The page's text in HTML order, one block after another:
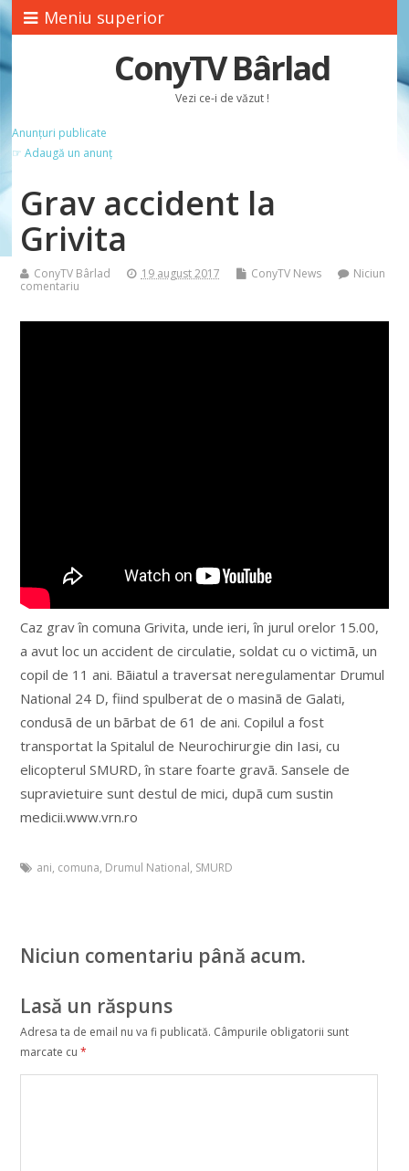
Meniu superior
ConyTV Bârlad
Vezi ce-i de văzut !
Anunțuri publicate
☞ Adaugă un anunț
Grav accident la
Grivita
ConyTV Bârlad 19 august 2017 ConyTV News
Niciun
comentariu
Caz grav în comuna Grivita, unde ieri, în jurul orelor 15.00,
a avut loc un accident de circulatie, soldat cu o victimã, un
copil de 11 ani. Bãiatul a traversat neregulamentar Drumul
National 24 D, fiind spulberat de o masinã de Galati,
condusã de un bãrbat de 61 de ani. Copilul a fost
transportat la Spitalul de Neurochirurgie din Iasi, cu
elicopterul SMURD, în stare foarte gravã. Sansele de
supravietuire sunt destul de mici, dupã cum sustin
medicii.www.vrn.ro
ani, comuna, Drumul National, SMURD
Niciun comentariu până acum.
Lasă un răspuns
Adresa ta de email nu va fi publicată. Câmpurile obligatorii sunt
marcate cu *